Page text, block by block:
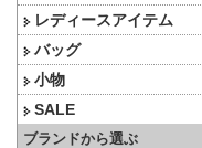
レディースアイテム
バッグ
小物
SALE
ブランドから選ぶ